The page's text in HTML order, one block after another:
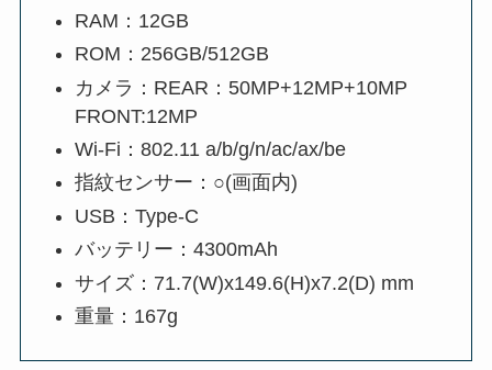
RAM：12GB
ROM：256GB/512GB
カメラ：REAR：50MP+12MP+10MP
FRONT:12MP
Wi-Fi：802.11 a/b/g/n/ac/ax/be
指紋センサー：○(画面内)
USB：Type-C
バッテリー：4300mAh
サイズ：71.7(W)x149.6(H)x7.2(D) mm
重量：167g